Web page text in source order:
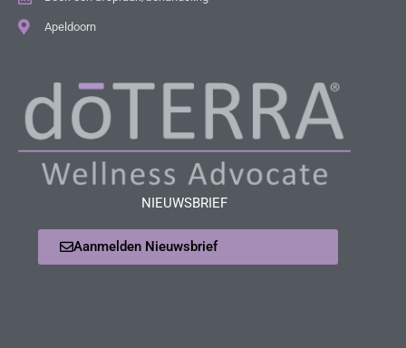
Apeldoorn
NIEUWSBRIEF
Aanmelden Nieuwsbrief